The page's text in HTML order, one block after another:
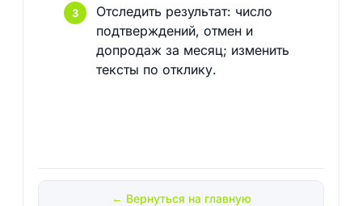
Отследить результат: число
подтверждений, отмен и
допродаж за месяц; изменить
тексты по отклику.
← Вернуться на главную